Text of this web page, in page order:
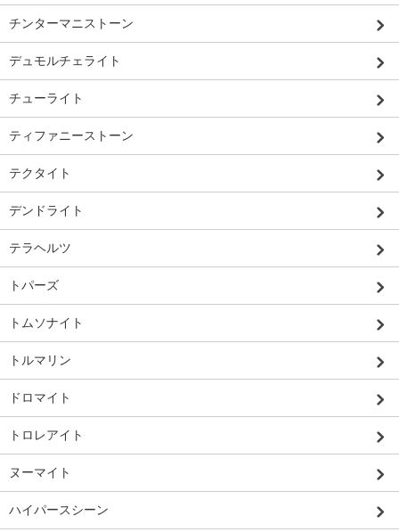
チンターマニストーン
デュモルチェライト
チューライト
ティファニーストーン
テクタイト
デンドライト
テラヘルツ
トパーズ
トムソナイト
トルマリン
ドロマイト
トロレアイト
ヌーマイト
ハイパースシーン